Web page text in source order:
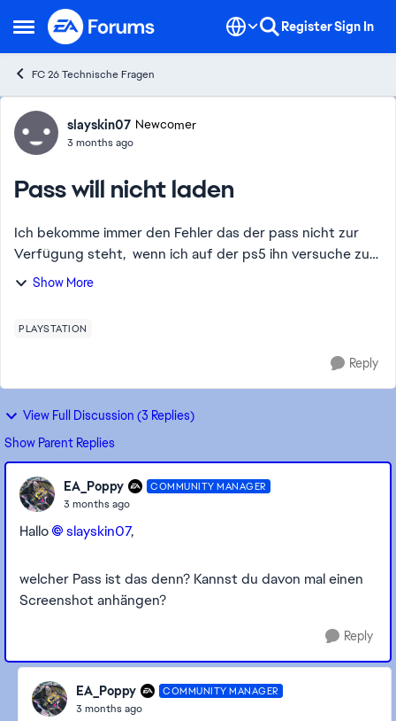
Open Side Menu
Skip to content RegisterSign In
FC 26 Technische Fragen
Forum Discussion
slayskin07 Newcomer
3 months ago
Pass will nicht laden
Ich bekomme immer den Fehler das der pass nicht zur
Verfügung steht, wenn ich auf der ps5 ihn versuche zu
öffnen [Moved to FC 26 DE. Please review our guidelines
Show More
PLAYSTATION
Reply
View Full Discussion (3 Replies)
Show Parent Replies
EA_Poppy COMMUNITY MANAGER
3 months ago
Hallo slayskin07​,
welcher Pass ist das denn? Kannst du davon mal einen
Screenshot anhängen?
Reply
EA_Poppy COMMUNITY MANAGER
3 months ago